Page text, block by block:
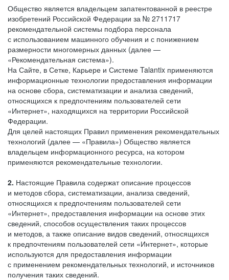
Общество является владельцем запатентованной в реестре
изобретений Российской Федерации за № 2711717
рекомендательной системы подбора персонала
с использованием машинного обучения и с понижением
размерности многомерных данных (далее —
«Рекомендательная система»).
На Сайте, в Сетке, Карьере и Системе Talantix применяются
информационные технологии предоставления информации
на основе сбора, систематизации и анализа сведений,
относящихся к предпочтениям пользователей сети
«Интернет», находящихся на территории Российской
Федерации.
Для целей настоящих Правил применения рекомендательных
технологий (далее — «Правила») Общество является
владельцем информационного ресурса, на котором
применяются рекомендательные технологии.
2. Настоящие Правила содержат описание процессов
и методов сбора, систематизации, анализа сведений,
относящихся к предпочтениям пользователей сети
«Интернет», предоставления информации на основе этих
сведений, способов осуществления таких процессов
и методов, а также описание видов сведений, относящихся
к предпочтениям пользователей сети «Интернет», которые
используются для предоставления информации
с применением рекомендательных технологий, и источников
получения таких сведений.